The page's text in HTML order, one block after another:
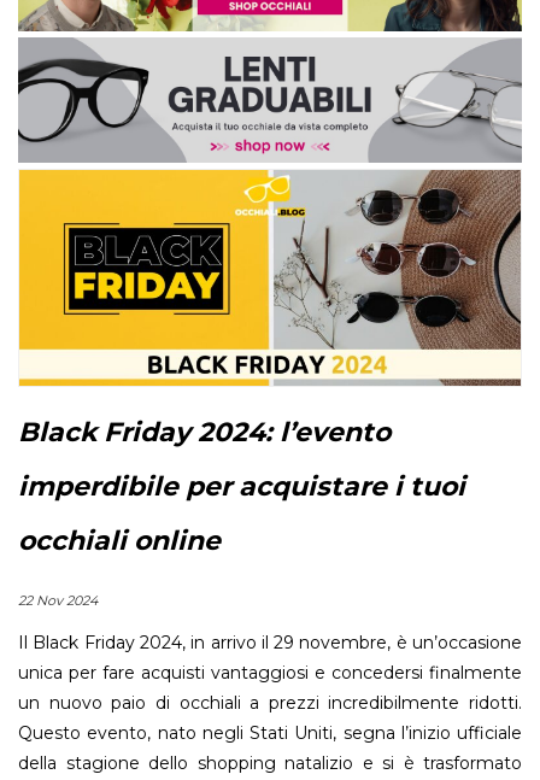
Black Friday 2024: l’evento
imperdibile per acquistare i tuoi
occhiali online
22 Nov 2024
Il Black Friday 2024, in arrivo il 29 novembre, è un’occasione
unica per fare acquisti vantaggiosi e concedersi finalmente
un nuovo paio di occhiali a prezzi incredibilmente ridotti.
Questo evento, nato negli Stati Uniti, segna l’inizio ufficiale
della stagione dello shopping natalizio e si è trasformato